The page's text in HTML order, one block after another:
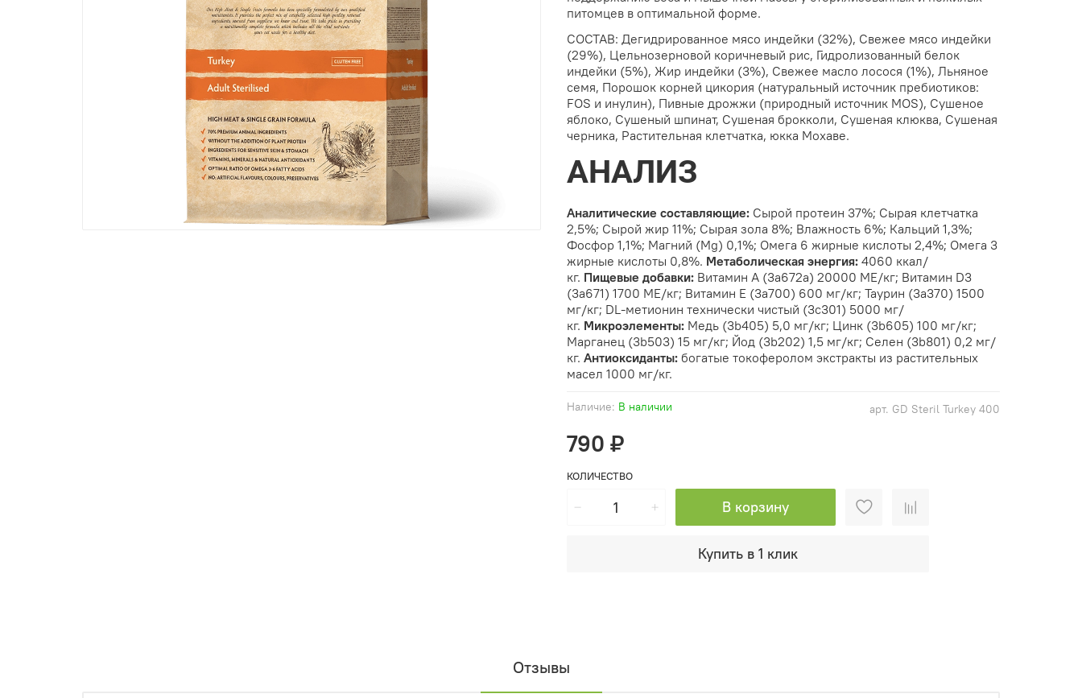
арт. GD Steril Turkey 400
Наличие: В наличии
790 ₽
КОЛИЧЕСТВО
В корзину
Купить в 1 клик
питомцев в оптимальной форме.
СОСТАВ: Дегидрированное мясо индейки (32%), Свежее мясо индейки
(29%), Цельнозерновой коричневый рис, Гидролизованный белок
индейки (5%), Жир индейки (3%), Свежее масло лосося (1%), Льняное
семя, Порошок корней цикория (натуральный источник пребиотиков:
FOS и инулин), Пивные дрожжи (природный источник MOS), Сушеное
яблоко, Сушеный шпинат, Сушеная брокколи, Сушеная клюква, Сушеная
черника, Растительная клетчатка, юкка Мохаве.
АНАЛИЗ
Аналитические составляющие: Сырой протеин 37%; Сырая клетчатка
2,5%; Сырой жир 11%; Сырая зола 8%; Влажность 6%; Кальций 1,3%;
Фосфор 1,1%; Магний (Mg) 0,1%; Омега 6 жирные кислоты 2,4%; Омега 3
жирные кислоты 0,8%. Метаболическая энергия: 4060 ккал/
кг. Пищевые добавки: Витамин A (3a672a) 20000 МЕ/кг; Витамин D3
(3а671) 1700 МЕ/кг; Витамин Е (3а700) 600 мг/кг; Таурин (3a370) 1500
мг/кг; DL-метионин технически чистый (3c301) 5000 мг/
кг. Микроэлементы: Медь (3b405) 5,0 мг/кг; Цинк (3b605) 100 мг/кг;
Марганец (3b503) 15 мг/кг; Йод (3b202) 1,5 мг/кг; Селен (3b801) 0,2 мг/
кг. Антиоксиданты: богатые токоферолом экстракты из растительных
масел 1000 мг/кг.
Отзывы